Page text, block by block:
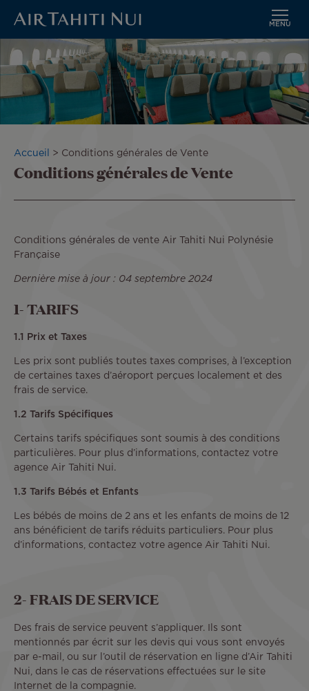
contenu
principal
MENU
Fil
d'Ariane
Accueil Conditions générales de Vente
Conditions générales de Vente
Conditions générales de vente Air Tahiti Nui Polynésie
Française
Dernière mise à jour : 04 septembre 2024
1- TARIFS
1.1 Prix et Taxes
Les prix sont publiés toutes taxes comprises, à l’exception
de certaines taxes d’aéroport perçues localement et des
frais de service.
1.2 Tarifs Spécifiques
Certains tarifs spécifiques sont soumis à des conditions
particulières. Pour plus d’informations, contactez votre
agence Air Tahiti Nui.
1.3 Tarifs Bébés et Enfants
Les bébés de moins de 2 ans et les enfants de moins de 12
ans bénéficient de tarifs réduits particuliers. Pour plus
d’informations, contactez votre agence Air Tahiti Nui.
2- FRAIS DE SERVICE
Des frais de service peuvent s’appliquer. Ils sont
mentionnés par écrit sur les devis qui vous sont envoyés
par e-mail, ou sur l’outil de réservation en ligne d’Air Tahiti
Nui, dans le cas de réservations effectuées sur le site
Internet de la compagnie.